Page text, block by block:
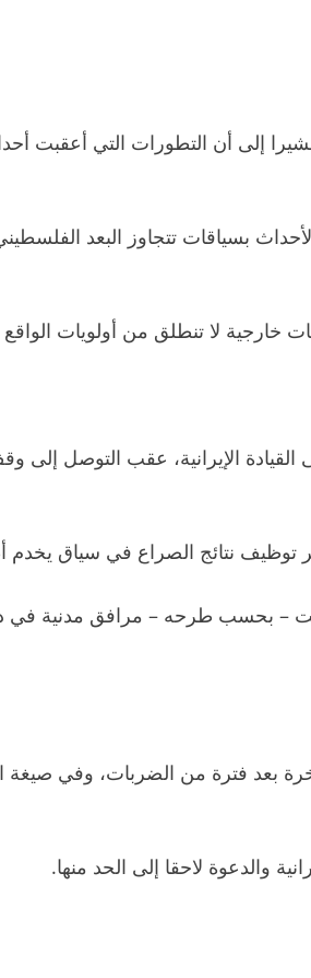
بسياقات تتجاوز البعد
خارجية لا تنطلق من أولويات
الإيرانية، عقب التوصل
توظيف نتائج الصراع في سياق يخدم
– بحسب طرحه – مرافق مدنية
بعد فترة من الضربات، وفي صيغة
والدعوة لاحقا إلى الحد منها.